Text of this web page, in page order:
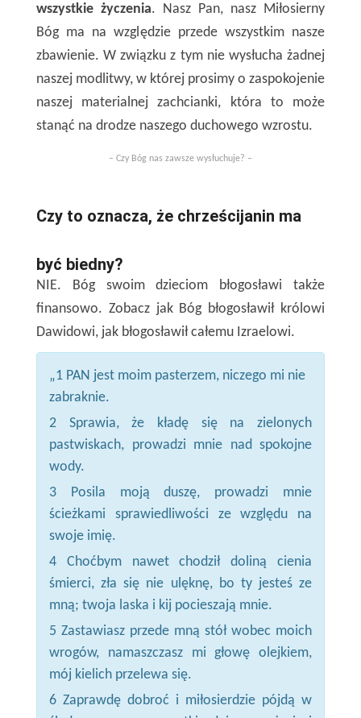
wszystkie życzenia. Nasz Pan, nasz Miłosierny
Bóg ma na względzie przede wszystkim nasze
zbawienie. W związku z tym nie wysłucha żadnej
naszej modlitwy, w której prosimy o zaspokojenie
naszej materialnej zachcianki, która to może
stanąć na drodze naszego duchowego wzrostu.
– Czy Bóg nas zawsze wysłuchuje? –
Czy to oznacza, że chrześcijanin ma
być biedny?
NIE. Bóg swoim dzieciom błogosławi także
finansowo. Zobacz jak Bóg błogosławił królowi
Dawidowi, jak błogosławił całemu Izraelowi.
„1 PAN jest moim pasterzem, niczego mi nie
zabraknie.
2 Sprawia, że kładę się na zielonych
pastwiskach, prowadzi mnie nad spokojne
wody.
3 Posila moją duszę, prowadzi mnie
ścieżkami sprawiedliwości ze względu na
swoje imię.
4 Choćbym nawet chodził doliną cienia
śmierci, zła się nie ulęknę, bo ty jesteś ze
mną; twoja laska i kij pocieszają mnie.
5 Zastawiasz przede mną stół wobec moich
wrogów, namaszczasz mi głowę olejkiem,
mój kielich przelewa się.
6 Zaprawdę dobroć i miłosierdzie pójdą w